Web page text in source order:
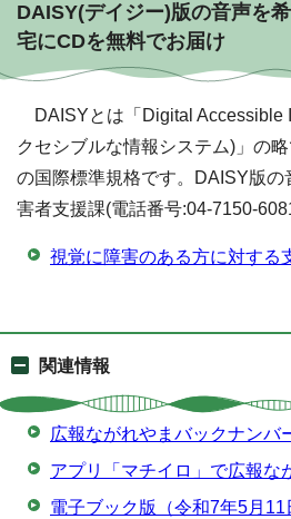
DAISY(デイジー)版の音声を
宅にCDを無料でお届け
DAISYとは「Digital Accessible
クセシブルな情報システム)」の
の国際標準規格です。DAISY版
害者支援課(電話番号:04-7150-
視覚に障害のある方に対する
関連情報
広報ながれやまバックナンバ
アプリ「マチイロ」で広報な
電子ブック版（令和7年5月11